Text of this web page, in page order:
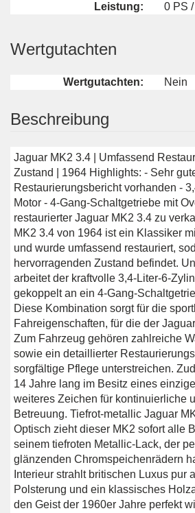
Leistung:
0 PS
Wertgutachten
Wertgutachten: Nein
Beschreibung
Jaguar MK2 3.4 | Umfassend
Zustand | 1964 Highlights: - Sehr
Restaurierungsbericht vorhanden -
Motor - 4-Gang-Schaltgetriebe mit
restaurierter Jaguar MK2 3.4 zu
MK2 3.4 von 1964 ist ein Klassiker
und wurde umfassend restauriert,
hervorragenden Zustand befindet.
arbeitet der kraftvolle 3,4-Liter-6-
gekoppelt an ein 4-Gang-
Diese Kombination sorgt für die
Fahreigenschaften, für die der
Zum Fahrzeug gehören zahlreiche
sowie ein detaillierter
sorgfältige Pflege unterstreichen.
14 Jahre lang im Besitz eines
weiteres Zeichen für kontinuierliche
Betreuung. Tiefrot-metallic Jaguar
Optisch zieht dieser MK2 sofort alle
seinem tiefroten Metallic-Lack, der
glänzenden Chromspeichenrädern
Interieur strahlt britischen Luxus pur
Polsterung und ein klassisches
den Geist der 1960er Jahre perfekt